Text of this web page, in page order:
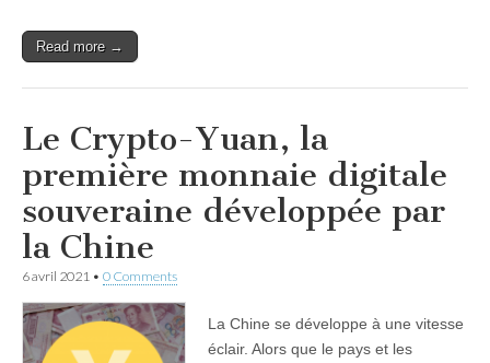
Read more →
Le Crypto-Yuan, la
première monnaie digitale
souveraine développée par
la Chine
6 avril 2021 • 0 Comments
La Chine se développe à une vitesse
éclair. Alors que le pays et les